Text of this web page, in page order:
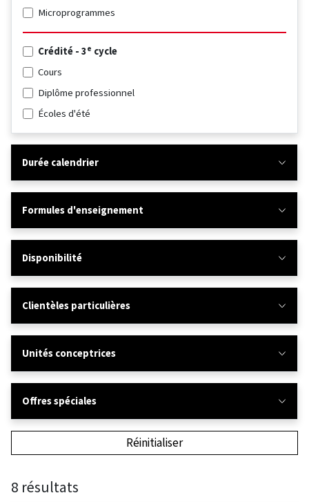
Microprogrammes
Crédité - 3e cycle
Cours
Diplôme professionnel
Écoles d'été
Durée calendrier
Formules d'enseignement
Disponibilité
Clientèles particulières
Unités conceptrices
Offres spéciales
Réinitialiser
8 résultats